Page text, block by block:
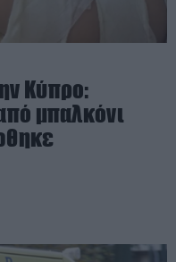
Κύπρο:
μπαλκόνι